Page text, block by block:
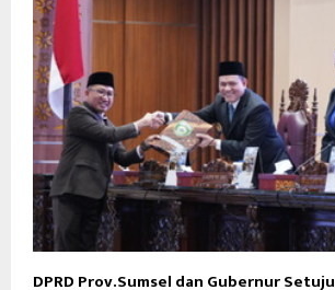
DPRD Prov.Sumsel dan Gubernur